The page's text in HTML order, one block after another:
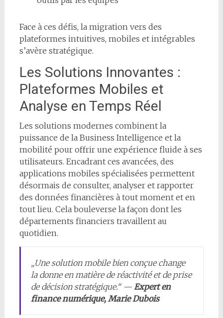
Face à ces défis, la migration vers des
plateformes intuitives, mobiles et intégrables
s’avère stratégique.
Les Solutions Innovantes :
Plateformes Mobiles et
Analyse en Temps Réel
Les solutions modernes combinent la
puissance de la Business Intelligence et la
mobilité pour offrir une expérience fluide à ses
utilisateurs. Encadrant ces avancées, des
applications mobiles spécialisées permettent
désormais de consulter, analyser et rapporter
des données financières à tout moment et en
tout lieu. Cela bouleverse la façon dont les
départements financiers travaillent au
quotidien.
„Une solution mobile bien conçue change
la donne en matière de réactivité et de prise
de décision stratégique.“ — Expert en
finance numérique, Marie Dubois